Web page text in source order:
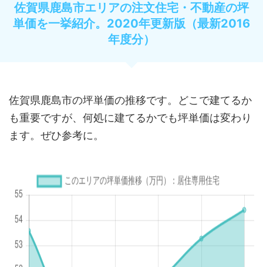
佐賀県鹿島市エリアの注文住宅・不動産の坪
単価を一挙紹介。2020年更新版（最新2016
年度分）
佐賀県鹿島市の坪単価の推移です。どこで建てるか
も重要ですが、何処に建てるかでも坪単価は変わり
ます。ぜひ参考に。